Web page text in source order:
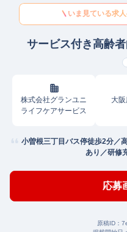
いま見ている求
サービス付き高齢
株式会社グランユニ
ライフケアサービス
大
小曽根三丁目バス停徒歩2分／
あり／研修
応募
原稿ID：